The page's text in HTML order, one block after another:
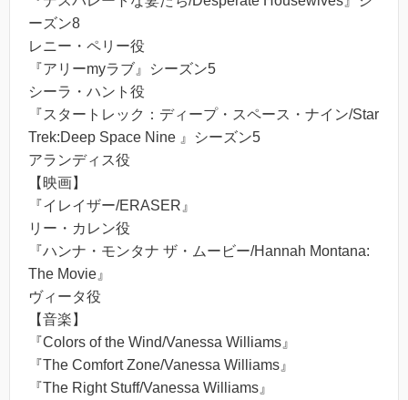
ーズン8
レニー・ペリー役
『アリーmyラブ』シーズン5
シーラ・ハント役
『スタートレック：ディープ・スペース・ナイン/Star
Trek:Deep Space Nine 』シーズン5
アランディス役
【映画】
『イレイザー/ERASER』
リー・カレン役
『ハンナ・モンタナ ザ・ムービー/Hannah Montana:
The Movie』
ヴィータ役
【音楽】
『Colors of the Wind/Vanessa Williams』
『The Comfort Zone/Vanessa Williams』
『The Right Stuff/Vanessa Williams』